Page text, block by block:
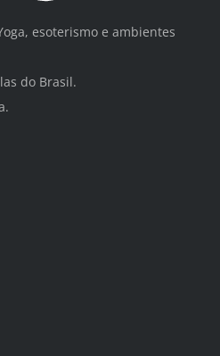
esoterismo e ambientes
do Brasil.